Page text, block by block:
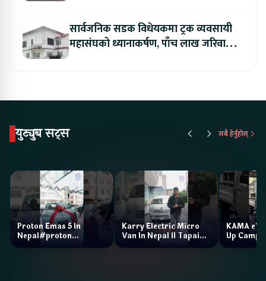
सार्वजनिक सडक विधेयकमा ट्रक व्यवसायी
महासंघको ध्यानाकर्षण, पाँच लाख जरिवाना
युट्युब सट्स सबै हेर्नुहोस्
Proton Emas 5 In
Nepal#proton
#protonemas5#protonnepal#evcarnepal
Karry Electric Micro
Van In Nepal II Tapaiko
Bazar II Jankari
KAMA eV
Up Camp